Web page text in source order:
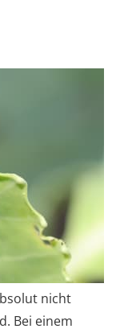
nicht
Bei einem